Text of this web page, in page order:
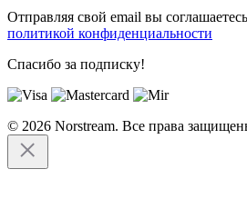
Отправляя свой email вы
политикой конфиденциальности
Спасибо за подписку!
© 2026 Norstream. Все права